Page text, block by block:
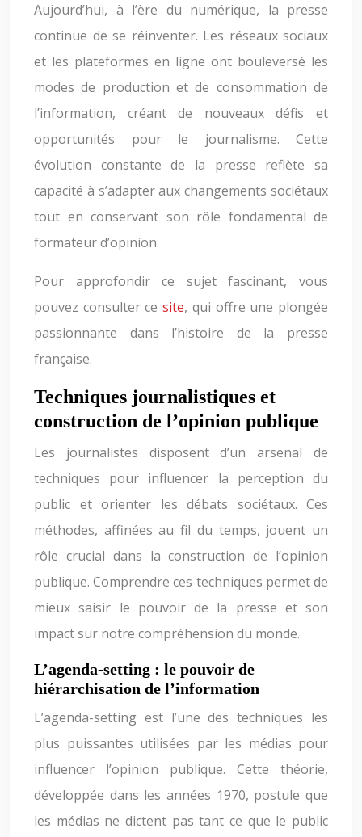
Aujourd’hui, à l’ère du numérique, la presse
continue de se réinventer. Les réseaux sociaux
et les plateformes en ligne ont bouleversé les
modes de production et de consommation de
l’information, créant de nouveaux défis et
opportunités pour le journalisme. Cette
évolution constante de la presse reflète sa
capacité à s’adapter aux changements sociétaux
tout en conservant son rôle fondamental de
formateur d’opinion.
Pour approfondir ce sujet fascinant, vous
pouvez consulter cesite, qui offre une plongée
passionnante dans l’histoire de la presse
française.
Techniques journalistiques et
construction de l’opinion publique
Les journalistes disposent d’un arsenal de
techniques pour influencer la perception du
public et orienter les débats sociétaux. Ces
méthodes, affinées au fil du temps, jouent un
rôle crucial dans la construction de l’opinion
publique. Comprendre ces techniques permet de
mieux saisir le pouvoir de la presse et son
impact sur notre compréhension du monde.
L’agenda-setting : le pouvoir de
hiérarchisation de l’information
L’agenda-setting est l’une des techniques les
plus puissantes utilisées par les médias pour
influencer l’opinion publique. Cette théorie,
développée dans les années 1970, postule que
les médias ne dictent pas tant ce que le public